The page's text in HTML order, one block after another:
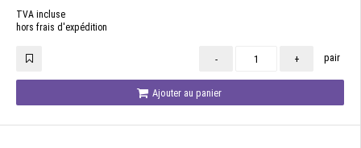
TVA incluse
hors frais d'expédition
- + pair
Ajouter au panier